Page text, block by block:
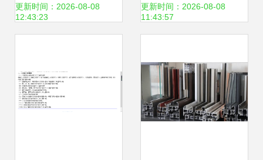
更新时间：2026-08-08
12:43:23
施工，铸就品质工
更新时间：2026-08-08
11:43:57